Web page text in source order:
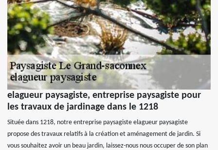
elagueur paysagiste, entreprise paysagiste pour
les travaux de jardinage dans le 1218
Située dans 1218, notre entreprise paysagiste elagueur paysagiste
propose des travaux relatifs à la création et aménagement de jardin. Si
vous souhaitez avoir un beau jardin, laissez-nous nous occuper de son plan